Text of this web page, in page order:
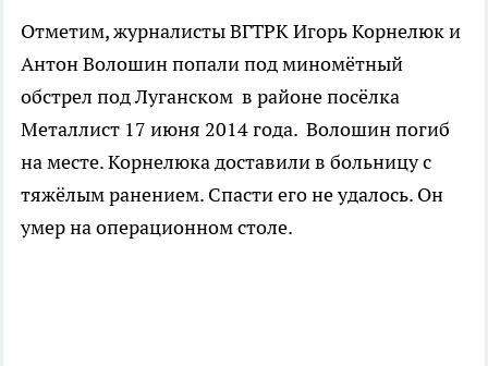
Отметим, журналисты ВГТРК Игорь Корнелюк и
Антон Волошин попали под миномётный
обстрел под Луганском в районе посёлка
Металлист 17 июня 2014 года. Волошин погиб
на месте. Корнелюка доставили в больницу с
тяжёлым ранением. Спасти его не удалось. Он
умер на операционном столе.